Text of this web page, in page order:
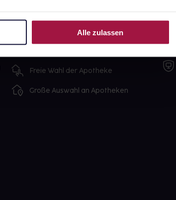
Alle zulassen
sofort abholbereit
Freie Wahl der Apotheke
Große Auswahl an Apotheken